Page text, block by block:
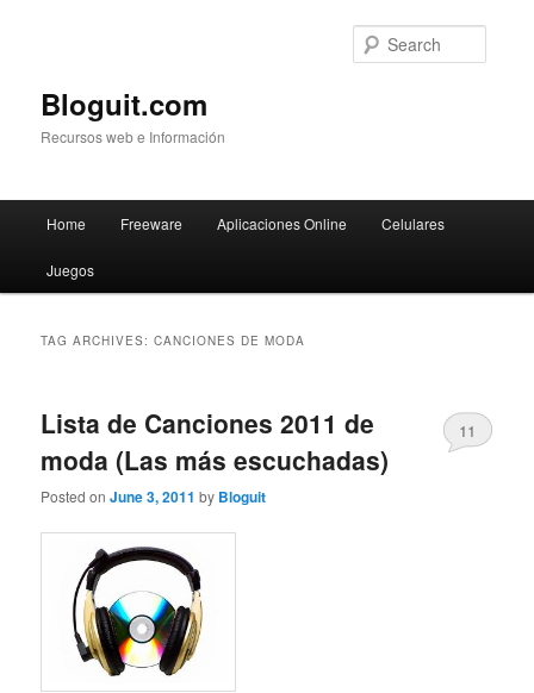
Bloguit.com
Recursos web e Información
Skip
to
Skip
to
Home Freeware Aplicaciones Online Celulares
Juegos
TAG ARCHIVES:CANCIONES DE MODA
Lista de Canciones 2011 de
moda (Las más escuchadas)
Posted onJune 3, 2011 by Bloguit
11